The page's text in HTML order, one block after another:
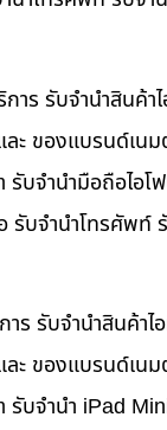
าร รับจำนำสินค้า
ะ ของแบรนด์เน
บจำนำมือถือไอโ
รับจำนำโทรศัพท์
ร รับจำนำสินค้า
ะ ของแบรนด์เน
บจำนำ iPad